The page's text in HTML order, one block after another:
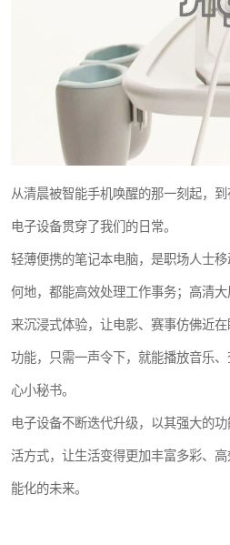
从清晨被智能手机唤醒的那一刻起，到
电子设备贯穿了我们的日常。
轻薄便携的笔记本电脑，是职场人士
何地，都能高效处理工作事务；高清
来沉浸式体验，让电影、赛事仿佛近
功能，只需一声令下，就能播放音乐
心小秘书。
电子设备不断迭代升级，以其强大的
活方式，让生活变得更加丰富多彩、
能化的未来。